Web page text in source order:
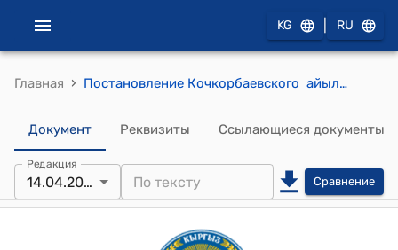
KG RU
Главная › Постановление Кочкорбаевского айыльного кенеша от 14 апреля 2023 года № 71/XX-28 "Отчет о проделанной работе старосты села Д. Курманалиева"
Документ Реквизиты Ссылающиеся документы
Редакция
14.04.2023 Сравнение